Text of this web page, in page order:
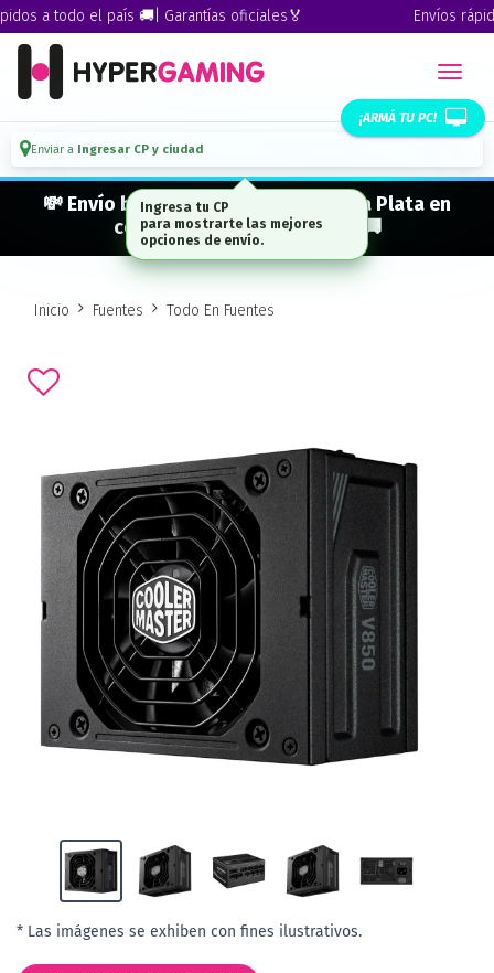
a todo el país 🚚| Garantías oficiales🏅 Envíos
¡ARMÁ TU PC!
Enviar a Ingresar CP y ciudad
💸 Envío bonificado a CABA · GBA · La Plata en
compras desde $ 300.000* 🚚
Inicio Fuentes Todo En Fuentes
* Las imágenes se exhiben con fines ilustrativos.